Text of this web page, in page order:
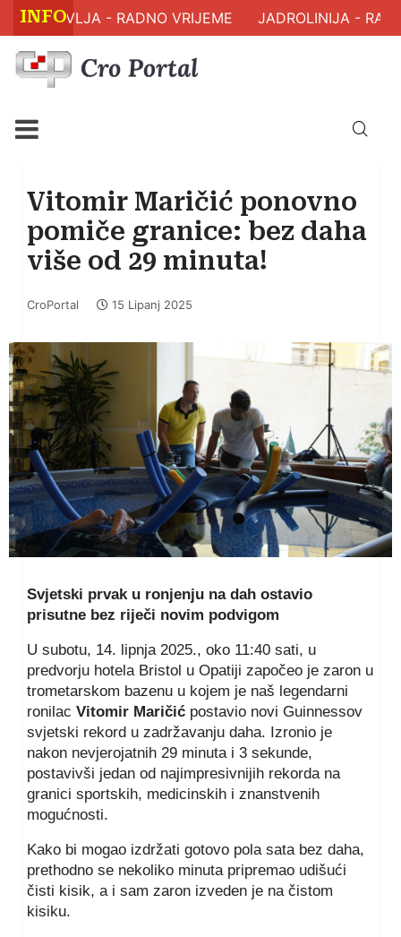
INFO
ZDRAVLJA - RADNO VRIJEME JADROLINIJA -
Vitomir Maričić ponovno
pomiče granice: bez daha
više od 29 minuta!
CroPortal 15 Lipanj 2025
Svjetski prvak u ronjenju na dah ostavio
prisutne bez riječi novim podvigom
U subotu, 14. lipnja 2025., oko 11:40 sati, u
predvorju hotela Bristol u Opatiji započeo je zaron u
trometarskom bazenu u kojem je naš legendarni
ronilac Vitomir Maričić postavio novi Guinnessov
svjetski rekord u zadržavanju daha. Izronio je
nakon nevjerojatnih 29 minuta i 3 sekunde,
postavivši jedan od najimpresivnijih rekorda na
granici sportskih, medicinskih i znanstvenih
mogućnosti.
Kako bi mogao izdržati gotovo pola sata bez daha,
prethodno se nekoliko minuta pripremao udišući
čisti kisik, a i sam zaron izveden je na čistom
kisiku.